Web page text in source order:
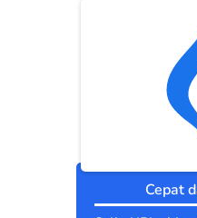
Cepat